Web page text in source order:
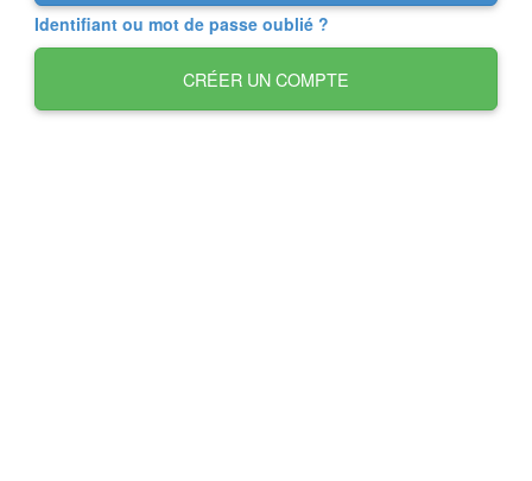
Identifiant ou mot de passe oublié ?
CRÉER UN COMPTE